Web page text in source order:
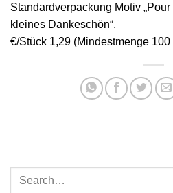
Standardverpackung Motiv „Pour
kleines Dankeschön“.
€/Stück 1,29 (Mindestmenge 100